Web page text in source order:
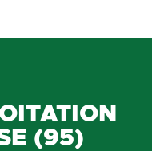
(95)